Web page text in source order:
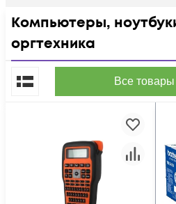
Компьютеры,
оргтехника
Все товары
По популярности